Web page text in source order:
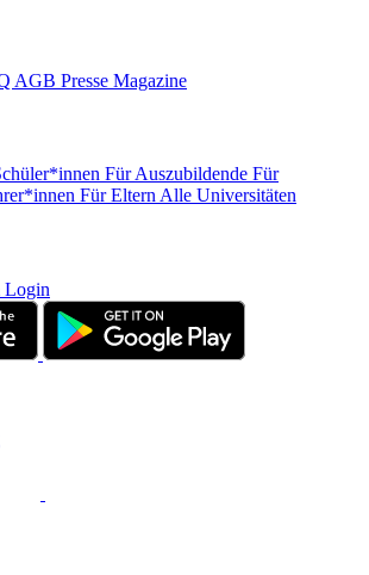
AGB Presse Magazine
Für Auszubildende Für
Für Eltern Alle Universitäten
Login